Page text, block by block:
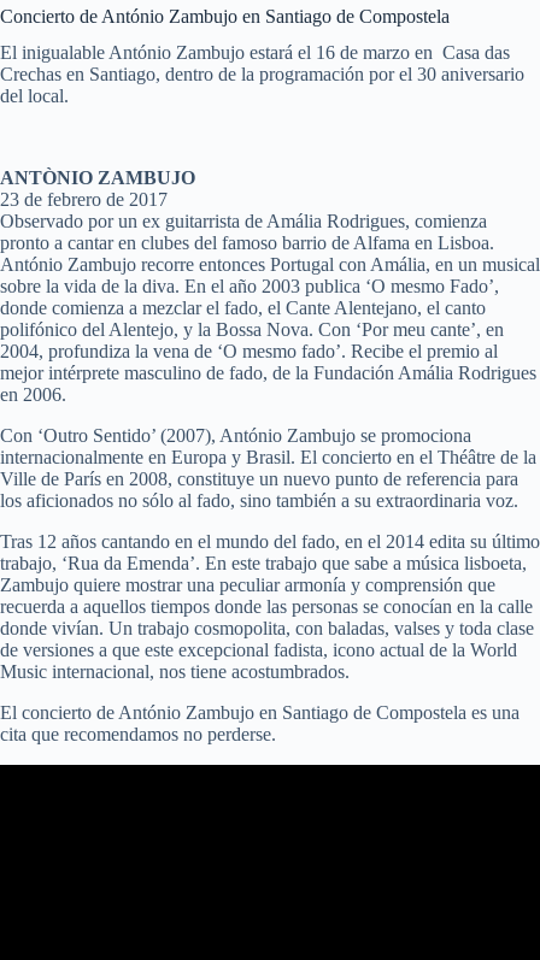
Concierto de António Zambujo en Santiago de Compostela
El inigualable António Zambujo estará el 16 de marzo en Casa das
Crechas en Santiago, dentro de la programación por el 30 aniversario
del local.
ANTÒNIO ZAMBUJO
23 de febrero de 2017
Observado por un ex guitarrista de Amália Rodrigues, comienza
pronto a cantar en clubes del famoso barrio de Alfama en Lisboa.
António Zambujo recorre entonces Portugal con Amália, en un musical
sobre la vida de la diva. En el año 2003 publica ‘O mesmo Fado’,
donde comienza a mezclar el fado, el Cante Alentejano, el canto
polifónico del Alentejo, y la Bossa Nova. Con ‘Por meu cante’, en
2004, profundiza la vena de ‘O mesmo fado’. Recibe el premio al
mejor intérprete masculino de fado, de la Fundación Amália Rodrigues
en 2006.
Con ‘Outro Sentido’ (2007), António Zambujo se promociona
internacionalmente en Europa y Brasil. El concierto en el Théâtre de la
Ville de París en 2008, constituye un nuevo punto de referencia para
los aficionados no sólo al fado, sino también a su extraordinaria voz.
Tras 12 años cantando en el mundo del fado, en el 2014 edita su último
trabajo, ‘Rua da Emenda’. En este trabajo que sabe a música lisboeta,
Zambujo quiere mostrar una peculiar armonía y comprensión que
recuerda a aquellos tiempos donde las personas se conocían en la calle
donde vivían. Un trabajo cosmopolita, con baladas, valses y toda clase
de versiones a que este excepcional fadista, icono actual de la World
Music internacional, nos tiene acostumbrados.
El concierto de António Zambujo en Santiago de Compostela es una
cita que recomendamos no perderse.